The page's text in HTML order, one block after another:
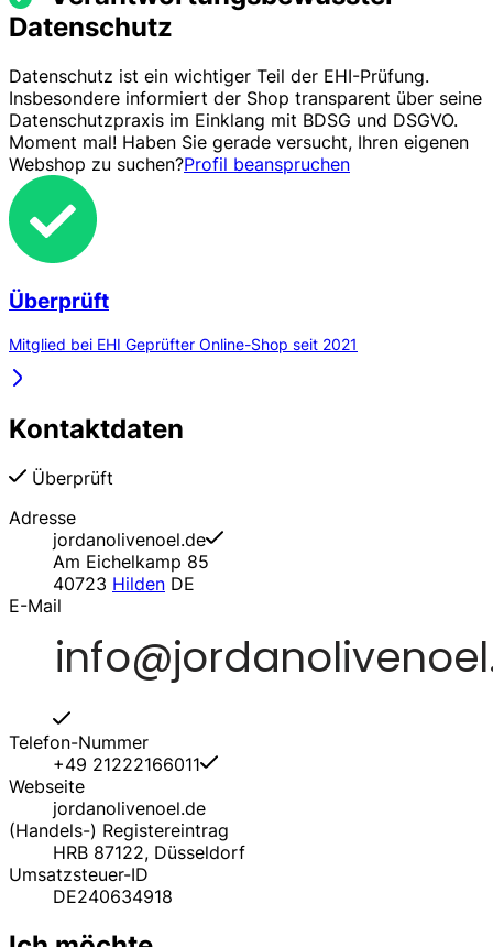
Datenschutz
Datenschutz ist ein wichtiger Teil der EHI-Prüfung.
Insbesondere informiert der Shop transparent über seine
Datenschutzpraxis im Einklang mit BDSG und DSGVO.
Moment mal! Haben Sie gerade versucht, Ihren eigenen
Webshop zu suchen?Profil beanspruchen
Überprüft
Mitglied bei EHI Geprüfter Online-Shop seit 2021
Kontaktdaten
Überprüft
Adresse
jordanolivenoel.de
Am Eichelkamp 85
40723 Hilden DE
E-Mail
Telefon-Nummer
+49 21222166011
Webseite
jordanolivenoel.de
(Handels-) Registereintrag
HRB 87122, Düsseldorf
Umsatzsteuer-ID
DE240634918